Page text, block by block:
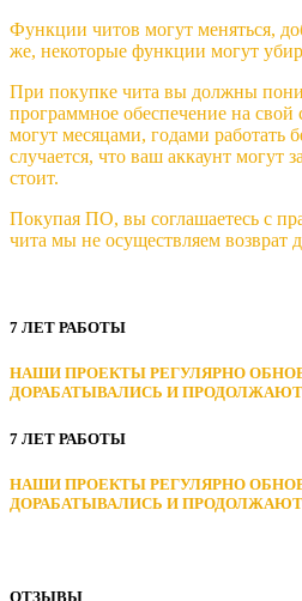
Функции читов могут меняться,
же, некоторые функции могут
При покупке чита вы должны
программное обеспечение на
могут месяцами, годами работать
случается, что ваш аккаунт могут
стоит.
Покупая ПО, вы соглашаетесь с
чита мы не осуществляем возврат
7 ЛЕТ РАБОТЫ
НАШИ ПРОЕКТЫ РЕГУЛЯРНО
ДОРАБАТЫВАЛИСЬ И
7 ЛЕТ РАБОТЫ
НАШИ ПРОЕКТЫ РЕГУЛЯРНО
ДОРАБАТЫВАЛИСЬ И
ОТЗЫВЫ